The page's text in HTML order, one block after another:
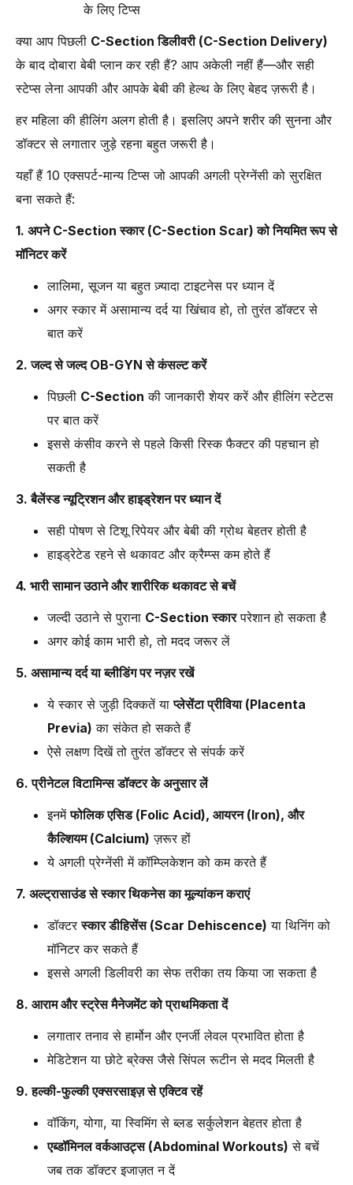
के लिए टिप्स
क्या आप पिछली C-Section डिलीवरी (C-Section Delivery)
के बाद दोबारा बेबी प्लान कर रही हैं? आप अकेली नहीं हैं—और सही
स्टेप्स लेना आपकी और आपके बेबी की हेल्थ के लिए बेहद ज़रूरी है।
हर महिला की हीलिंग अलग होती है। इसलिए अपने शरीर की सुनना और
डॉक्टर से लगातार जुड़े रहना बहुत जरूरी है।
यहाँ हैं 10 एक्सपर्ट-मान्य टिप्स जो आपकी अगली प्रेग्नेंसी को सुरक्षित
बना सकते हैं:
1. अपने C-Section स्कार (C-Section Scar) को नियमित रूप से
मॉनिटर करें
लालिमा, सूजन या बहुत ज़्यादा टाइटनेस पर ध्यान दें
अगर स्कार में असामान्य दर्द या खिंचाव हो, तो तुरंत डॉक्टर से
बात करें
2. जल्द से जल्द OB-GYN से कंसल्ट करें
पिछली C-Section की जानकारी शेयर करें और हीलिंग स्टेटस
पर बात करें
इससे कंसीव करने से पहले किसी रिस्क फैक्टर की पहचान हो
सकती है
3. बैलेंस्ड न्यूट्रिशन और हाइड्रेशन पर ध्यान दें
सही पोषण से टिशू रिपेयर और बेबी की ग्रोथ बेहतर होती है
हाइड्रेटेड रहने से थकावट और क्रैम्प्स कम होते हैं
4. भारी सामान उठाने और शारीरिक थकावट से बचें
जल्दी उठाने से पुराना C-Section स्कारपरेशान हो सकता है
अगर कोई काम भारी हो, तो मदद जरूर लें
5. असामान्य दर्द या ब्लीडिंग पर नज़र रखें
ये स्कार से जुड़ी दिक्कतें याप्लेसेंटा प्रीविया (Placenta
Previa) का संकेत हो सकते हैं
ऐसे लक्षण दिखें तो तुरंत डॉक्टर से संपर्क करें
6. प्रीनेटल विटामिन्स डॉक्टर के अनुसार लें
इनमेंफोलिक एसिड (Folic Acid), आयरन (Iron), और
कैल्शियम (Calcium) ज़रूर हों
ये अगली प्रेग्नेंसी में कॉम्प्लिकेशन को कम करते हैं
7. अल्ट्रासाउंड से स्कार थिकनेस का मूल्यांकन कराएं
डॉक्टरस्कार डीहिसेंस (Scar Dehiscence) या थिनिंग को
मॉनिटर कर सकते हैं
इससे अगली डिलीवरी का सेफ तरीका तय किया जा सकता है
8. आराम और स्ट्रेस मैनेजमेंट को प्राथमिकता दें
लगातार तनाव से हार्मोन और एनर्जी लेवल प्रभावित होता है
मेडिटेशन या छोटे ब्रेक्स जैसे सिंपल रूटीन से मदद मिलती है
9. हल्की-फुल्की एक्सरसाइज़ से एक्टिव रहें
वॉकिंग, योगा, या स्विमिंग से ब्लड सर्कुलेशन बेहतर होता है
एब्डॉमिनल वर्कआउट्स (Abdominal Workouts) से बचें
जब तक डॉक्टर इजाज़त न दें